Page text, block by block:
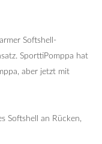
Softshell-
SporttiPomppa hat
aber jetzt mit
Softshell an Rücken,